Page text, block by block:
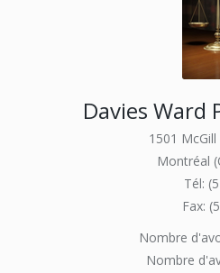
Davies Ward
1501
Montréal
Tél:
Fax:
Nombre
Nombre